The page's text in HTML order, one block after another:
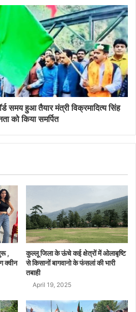
समय हुआ तैयार मंत्री विक्रमादित्य सिंह
को किया समर्पित
,
क्वीन
कुल्लू जिला के ऊंचे कई क्षेत्रों में ओलाबृष्टि
से किसानों बागवानो के फंसलां की भारी
तबाही
April 19, 2025